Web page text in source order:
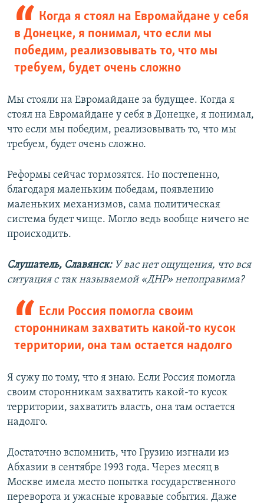
Когда я стоял на Евромайдане у себя
в Донецке, я понимал, что если мы
победим, реализовывать то, что мы
требуем, будет очень сложно
Мы стояли на Евромайдане за будущее. Когда я
стоял на Евромайдане у себя в Донецке, я понимал,
что если мы победим, реализовывать то, что мы
требуем, будет очень сложно.
Реформы сейчас тормозятся. Но постепенно,
благодаря маленьким победам, появлению
маленьких механизмов, сама политическая
система будет чище. Могло ведь вообще ничего не
происходить.
Слушатель, Славянск: У вас нет ощущения, что вся
ситуация с так называемой «ДНР» непоправима?
Если Россия помогла своим
сторонникам захватить какой-то кусок
территории, она там остается надолго
Я сужу по тому, что я знаю. Если Россия помогла
своим сторонникам захватить какой-то кусок
территории, захватить власть, она там остается
надолго.
Достаточно вспомнить, что Грузию изгнали из
Абхазии в сентябре 1993 года. Через месяц в
Москве имела место попытка государственного
переворота и ужасные кровавые события. Даже